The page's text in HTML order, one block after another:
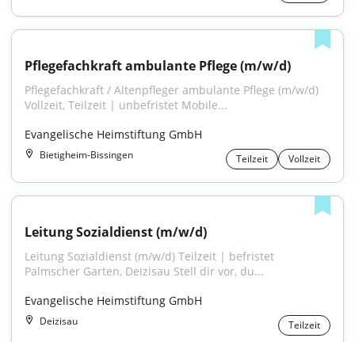
Pflegefachkraft ambulante Pflege (m/w/d)
Pflegefachkraft / Altenpfleger ambulante Pflege (m/w/d)
Vollzeit, Teilzeit | unbefristet Mobile...
Evangelische Heimstiftung GmbH
Bietigheim-Bissingen Teilzeit Vollzeit
Leitung Sozialdienst (m/w/d)
Leitung Sozialdienst (m/w/d) Teilzeit | befristet
Palmscher Garten, Deizisau Stell dir vor, du...
Evangelische Heimstiftung GmbH
Deizisau Teilzeit